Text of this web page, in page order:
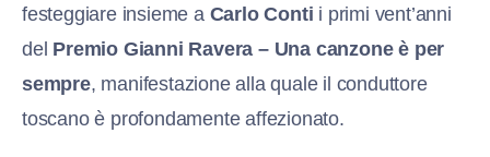
festeggiare insieme a Carlo Conti i primi vent’anni
del Premio Gianni Ravera – Una canzone è per
sempre, manifestazione alla quale il conduttore
toscano è profondamente affezionato.